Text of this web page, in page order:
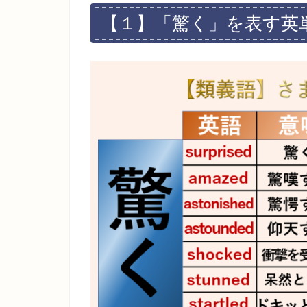
【１】「驚く」を表す英